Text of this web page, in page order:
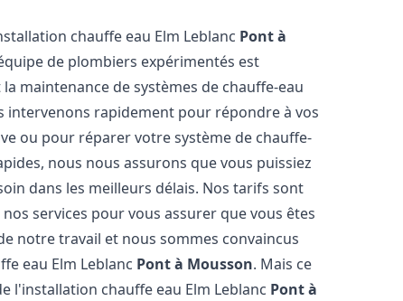
chauffe eau Elm Leblanc Pont à
de plombiers expérimentés est
maintenance de systèmes de chauffe-eau
intervenons rapidement pour répondre à vos
ou pour réparer votre système de chauffe-
nous nous assurons que vous puissiez
dans les meilleurs délais. Nos tarifs sont
services pour vous assurer que vous êtes
notre travail et nous sommes convaincus
eau Elm Leblanc Pont à Mousson. Mais ce
l'installation chauffe eau Elm Leblanc Pont à